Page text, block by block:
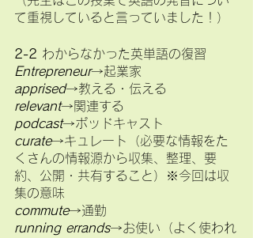
て重視していると言っていました！）
2-2 わからなかった英単語の復習
Entrepreneur→起業家
apprised→教える・伝える
relevant→関連する
podcast→ポッドキャスト
curate→キュレート（必要な情報をた
くさんの情報源から収集、整理、要
約、公開・共有すること）※今回は収
集の意味
commute→通勤
running errands→お使い（よく使われ